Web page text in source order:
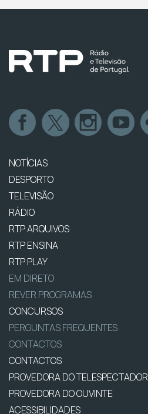
NOTÍCIAS
DESPORTO
TELEVISÃO
RÁDIO
RTP ARQUIVOS
RTP ENSINA
RTP PLAY
EM DIRETO
REVER PROGRAMAS
CONCURSOS
PERGUNTAS FREQUENTES
CONTACTOS
CONTACTOS
PROVEDORA DO TELESPECTADOR
PROVEDORA DO OUVINTE
ACESSIBILIDADES